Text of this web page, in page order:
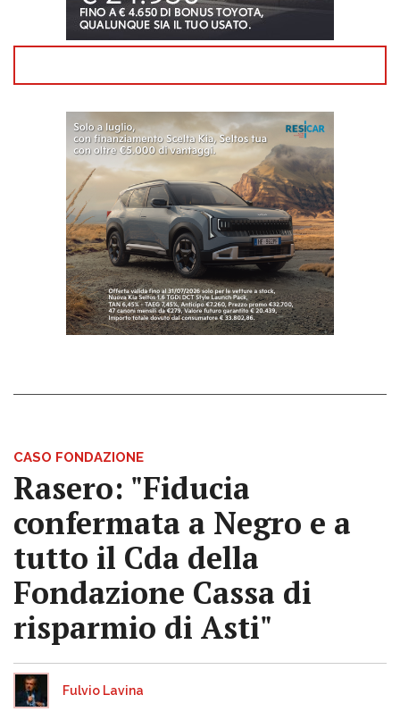
CASO FONDAZIONE
Rasero: "Fiducia
confermata a Negro e a
tutto il Cda della
Fondazione Cassa di
risparmio di Asti"
Fulvio Lavina